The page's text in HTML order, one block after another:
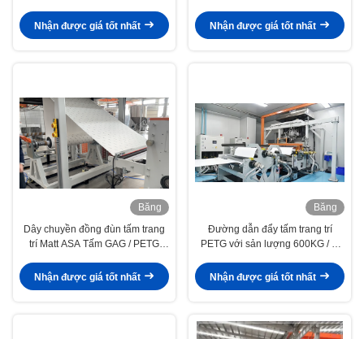
Nhận được giá tốt nhất
Nhận được giá tốt nhất
Băng
hình
Dây chuyền đồng đùn tấm trang
trí Matt ASA Tấm GAG / PETG
tiêu chuẩn cho thị trường Ấn Độ
Nhận được giá tốt nhất
Băng
hình
Đường dẫn đẩy tấm trang trí
PETG với sản lượng 600KG / H
cấu trúc ba lớp GAG
Nhận được giá tốt nhất